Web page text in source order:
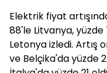
Elektrik fiyat
88'le Litvanya,
Letonya izledi. Artış
ve Belçika'da yüzde